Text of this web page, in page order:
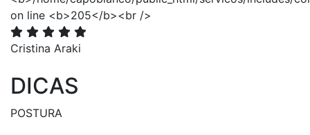
Cristina Araki
DICAS
POSTURA